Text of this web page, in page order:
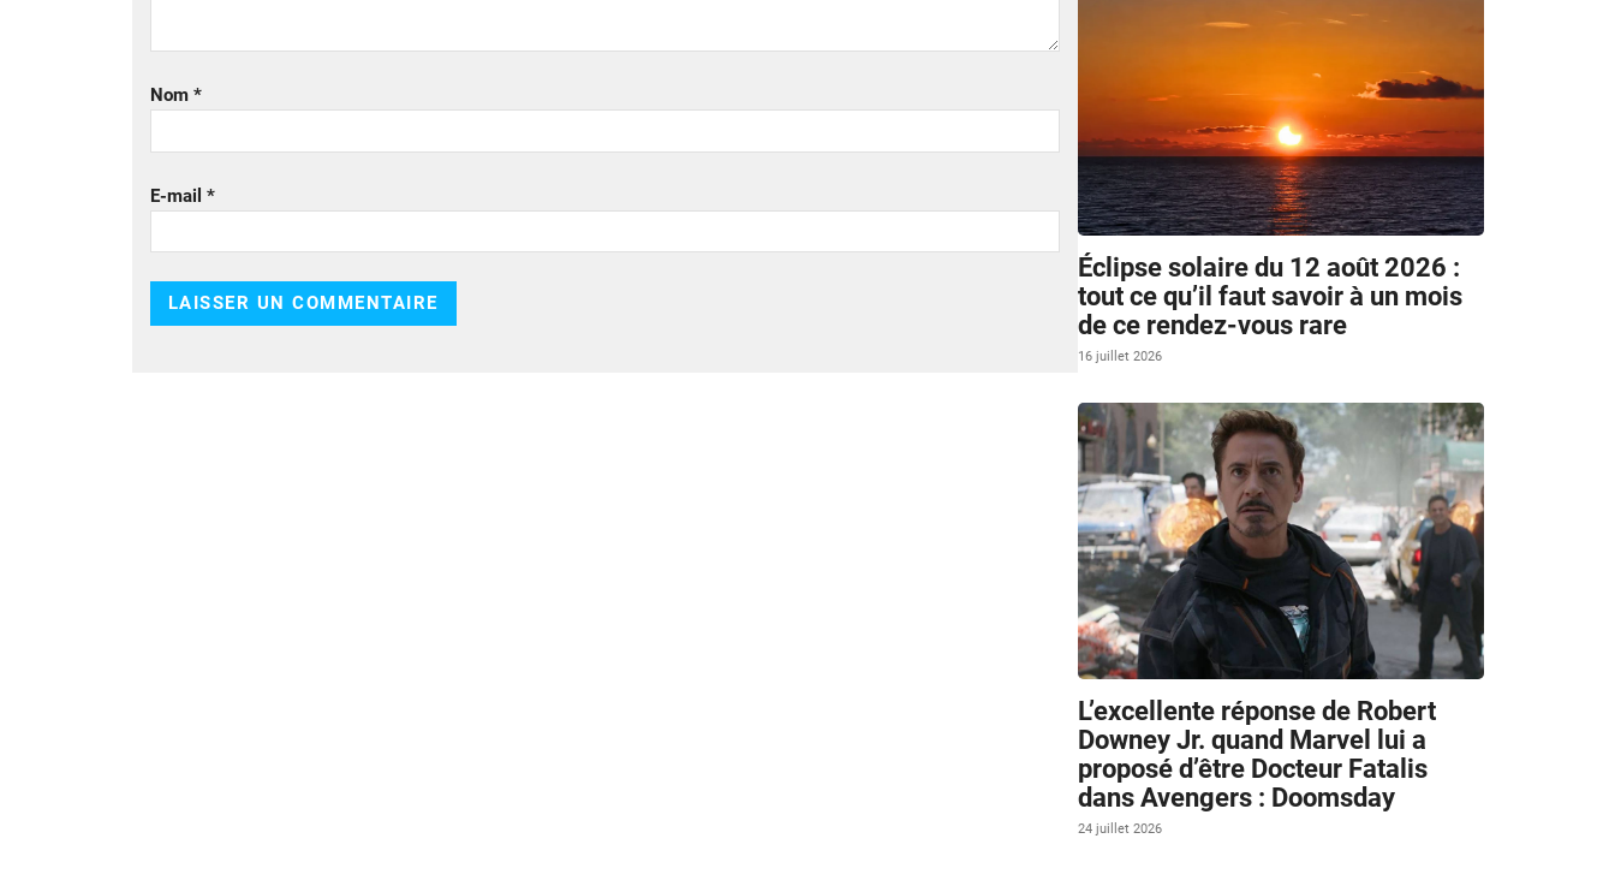
Nom *
E-mail *
Éclipse solaire du 12 août 2026 :
tout ce qu’il faut savoir à un mois
de ce rendez-vous rare
16 juillet 2026
L’excellente réponse de Robert
Downey Jr. quand Marvel lui a
proposé d’être Docteur Fatalis
dans Avengers : Doomsday
24 juillet 2026